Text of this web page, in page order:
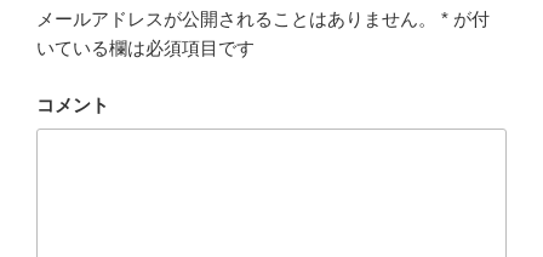
メールアドレスが公開されることはありません。 * が付
いている欄は必須項目です
コメント